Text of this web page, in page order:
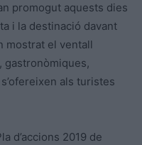
promogut aquests dies
i la destinació davant
mostrat el ventall
gastronòmiques,
als turistes
d’accions 2019 de